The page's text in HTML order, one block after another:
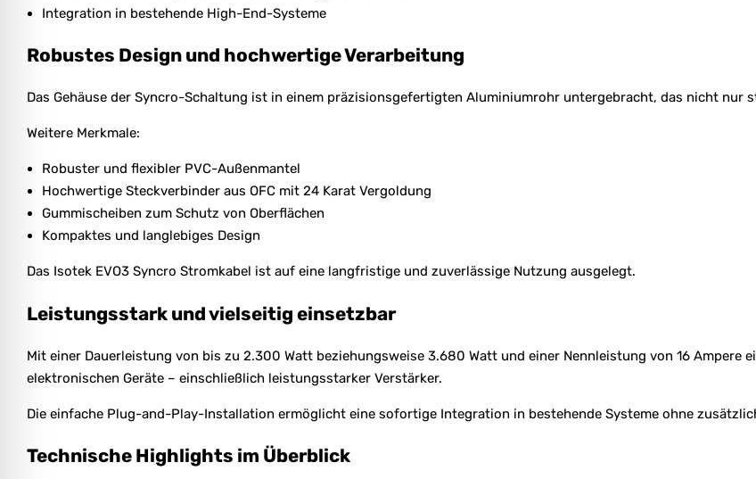
Integration in bestehende High-End-Systeme
Robustes Design und hochwertige Verarbeitung
Das Gehäuse der Syncro-Schaltung ist in einem präzisionsgefertigten Aluminiumrohr untergebracht, das nicht nur
Weitere Merkmale:
Robuster und flexibler PVC-Außenmantel
Hochwertige Steckverbinder aus OFC mit 24 Karat Vergoldung
Gummischeiben zum Schutz von Oberflächen
Kompaktes und langlebiges Design
Das Isotek EVO3 Syncro Stromkabel ist auf eine langfristige und zuverlässige Nutzung ausgelegt.
Leistungsstark und vielseitig einsetzbar
Mit einer Dauerleistung von bis zu 2.300 Watt beziehungsweise 3.680 Watt und einer Nennleistung von 16 Ampere
elektronischen Geräte – einschließlich leistungsstarker Verstärker.
Die einfache Plug-and-Play-Installation ermöglicht eine sofortige Integration in bestehende Systeme ohne
Technische Highlights im Überblick